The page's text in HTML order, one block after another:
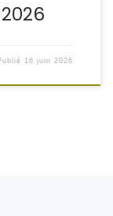
16 juin 2026